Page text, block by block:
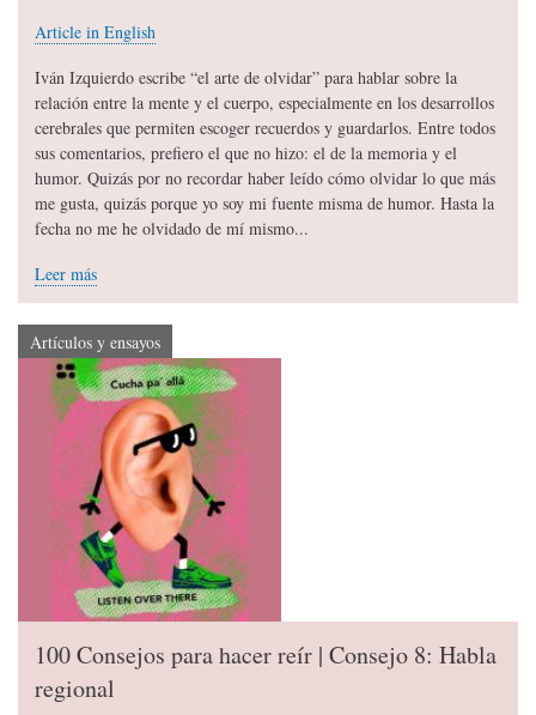
Article in English
Iván Izquierdo escribe “el arte de olvidar” para hablar sobre la
relación entre la mente y el cuerpo, especialmente en los desarrollos
cerebrales que permiten escoger recuerdos y guardarlos. Entre todos
sus comentarios, prefiero el que no hizo: el de la memoria y el
humor. Quizás por no recordar haber leído cómo olvidar lo que más
me gusta, quizás porque yo soy mi fuente misma de humor. Hasta la
fecha no me he olvidado de mí mismo...
Leer más
Artículos y ensayos
100 Consejos para hacer reír | Consejo 8: Habla
regional